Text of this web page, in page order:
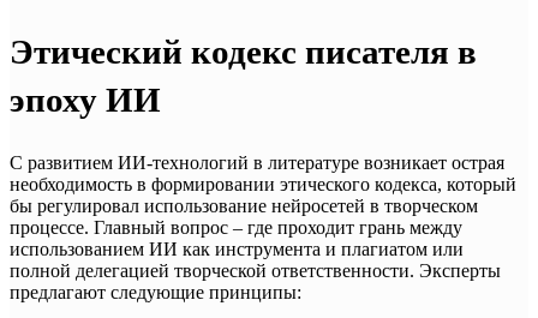
Этический кодекс писателя в
эпоху ИИ
С развитием ИИ-технологий в литературе возникает острая
необходимость в формировании этического кодекса, который
бы регулировал использование нейросетей в творческом
процессе. Главный вопрос – где проходит грань между
использованием ИИ как инструмента и плагиатом или
полной делегацией творческой ответственности. Эксперты
предлагают следующие принципы: